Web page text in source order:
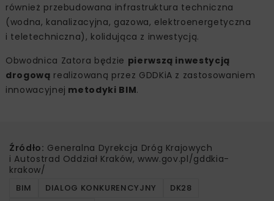
również przebudowana infrastruktura techniczna
(wodna, kanalizacyjna, gazowa, elektroenergetyczna
i teletechniczna), kolidująca z inwestycją.
Obwodnica Zatora będzie pierwszą inwestycją
drogową realizowaną przez GDDKiA z zastosowaniem
innowacyjnej metodyki BIM.
Źródło: Generalna Dyrekcja Dróg Krajowych
i Autostrad Oddział Kraków, www.gov.pl/gddkia-
krakow/
BIM DIALOG KONKURENCYJNY
DK28